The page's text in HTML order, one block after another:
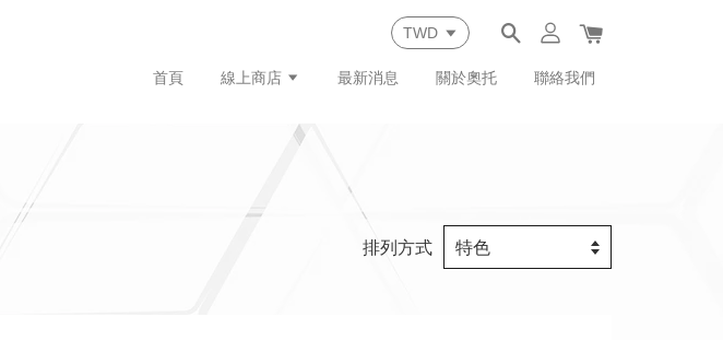
首頁 線上商店 最新消息 關於奧托 聯絡我們
排列方式